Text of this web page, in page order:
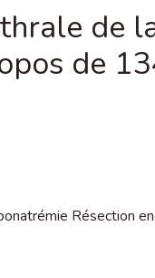
de
de
Résection